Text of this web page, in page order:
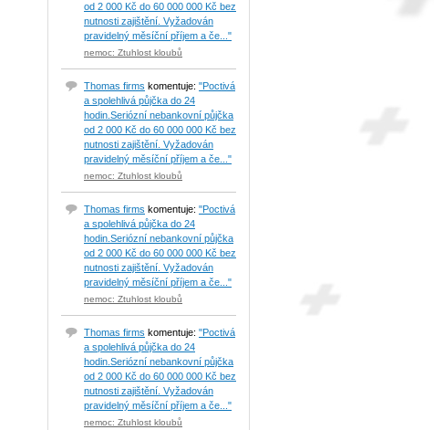
od 2 000 Kč do 60 000 000 Kč bez
nutnosti zajištění. Vyžadován
pravidelný měsíční příjem a če..."
nemoc: Ztuhlost kloubů
Thomas firms komentuje: "Poctivá
a spolehlivá půjčka do 24
hodin.Seriózní nebankovní půjčka
od 2 000 Kč do 60 000 000 Kč bez
nutnosti zajištění. Vyžadován
pravidelný měsíční příjem a če..."
nemoc: Ztuhlost kloubů
Thomas firms komentuje: "Poctivá
a spolehlivá půjčka do 24
hodin.Seriózní nebankovní půjčka
od 2 000 Kč do 60 000 000 Kč bez
nutnosti zajištění. Vyžadován
pravidelný měsíční příjem a če..."
nemoc: Ztuhlost kloubů
Thomas firms komentuje: "Poctivá
a spolehlivá půjčka do 24
hodin.Seriózní nebankovní půjčka
od 2 000 Kč do 60 000 000 Kč bez
nutnosti zajištění. Vyžadován
pravidelný měsíční příjem a če..."
nemoc: Ztuhlost kloubů